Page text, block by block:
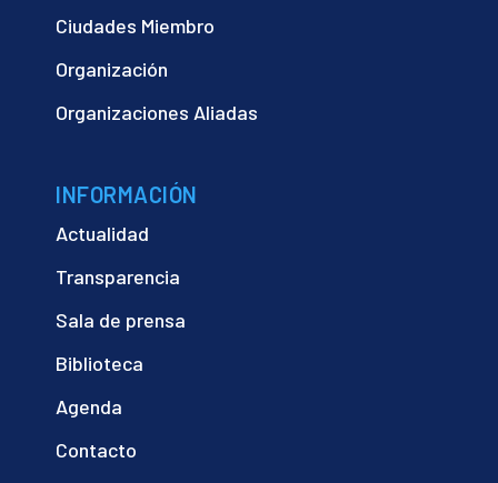
Ciudades Miembro
Organización
Organizaciones Aliadas
INFORMACIÓN
Actualidad
Transparencia
Sala de prensa
Biblioteca
Agenda
Contacto